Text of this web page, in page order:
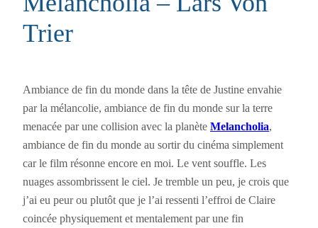
Trier
Ambiance de fin du monde dans la tête de Justine envahie
par la mélancolie, ambiance de fin du monde sur la terre
menacée par une collision avec la planète Melancholia,
ambiance de fin du monde au sortir du cinéma simplement
car le film résonne encore en moi. Le vent souffle. Les
nuages assombrissent le ciel. Je tremble un peu, je crois que
j’ai eu peur ou plutôt que je l’ai ressenti l’effroi de Claire
coincée physiquement et mentalement par une fin